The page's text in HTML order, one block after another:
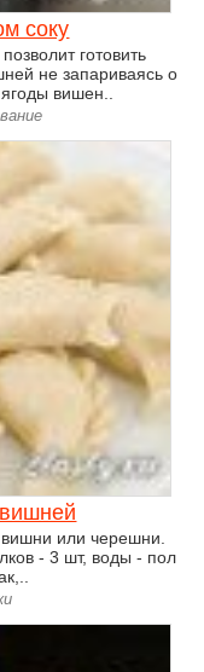
соку
готовить
не запариваясь о
вишен..
вишни или черешни.
- 3 шт, воды - пол